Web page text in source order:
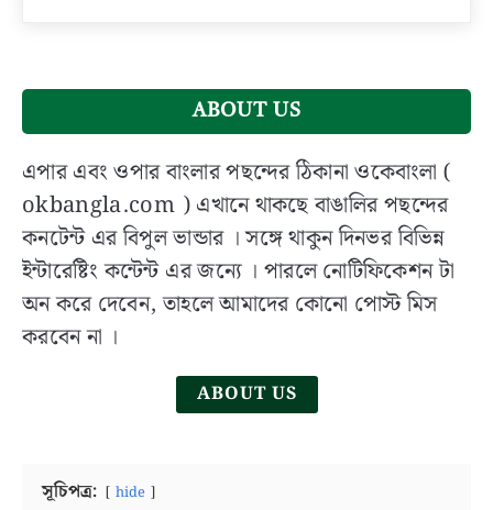
|
Bengal
Board
of
Secondary
Education
(WBBSE):
History,
Role
and
ABOUT US
এপার এবং ওপার বাংলার পছন্দের ঠিকানা ওকেবাংলা (
okbangla.com ) এখানে থাকছে বাঙালির পছন্দের
কনটেন্ট এর বিপুল ভান্ডার । সঙ্গে থাকুন দিনভর বিভিন্ন
ইন্টারেষ্টিং কন্টেন্ট এর জন্যে । পারলে নোটিফিকেশন টা
অন করে দেবেন, তাহলে আমাদের কোনো পোস্ট মিস
করবেন না ।
ABOUT US
সূচিপত্র: hide